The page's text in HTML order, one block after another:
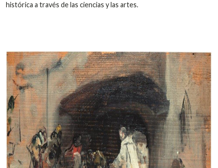
histórica a través de las ciencias y las artes.